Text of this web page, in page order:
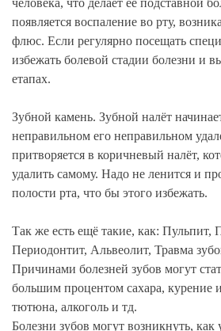
появляется воспаление во рту,
флюс. Если регулярно посещать
избежать болевой стадии болезни и
етапах.
Зубной камень. Зубной налёт
неправильном его неправильном
притворяется в коричневый налёт,
удалить самому. Надо не ленится и
полости рта, что бы этого избежать.
Так же есть ещё такие, как: Пульпит,
Периодонтит, Альвеолит, Травма
Причинами болезней зубов могут
большим процентом сахара, курение
тютюна, алкоголь и тд.
Болезни зубов могут возникнуть, как